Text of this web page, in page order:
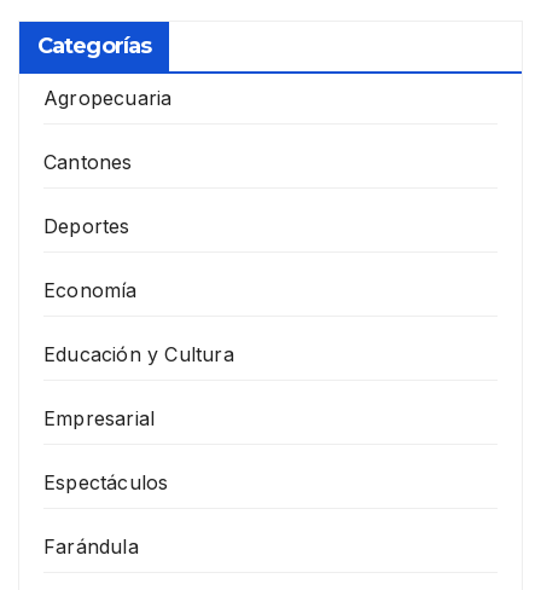
Categorías
Agropecuaria
Cantones
Deportes
Economía
Educación y Cultura
Empresarial
Espectáculos
Farándula